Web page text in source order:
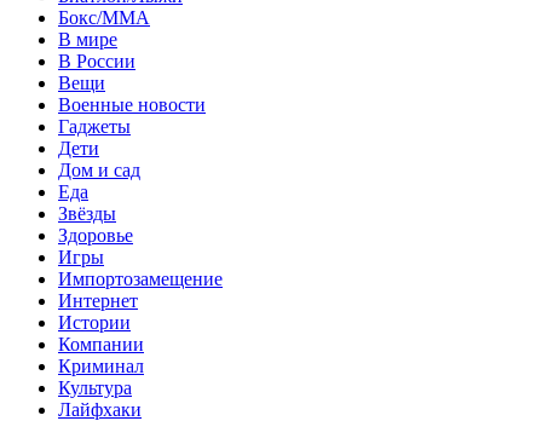
Бокс/MMA
В мире
В России
Вещи
Военные новости
Гаджеты
Дети
Дом и сад
Еда
Звёзды
Здоровье
Игры
Импортозамещение
Интернет
Истории
Компании
Криминал
Культура
Лайфхаки